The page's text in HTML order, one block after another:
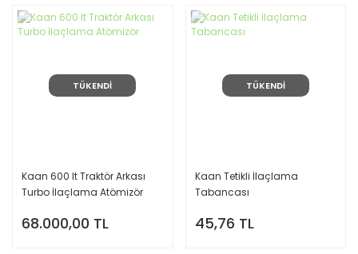
TÜKENDİ
Kaan 600 lt Traktör Arkası
Turbo İlaçlama Atömizör
68.000,00 TL
TÜKENDİ
Kaan Tetikli İlaçlama
Tabancası
45,76 TL